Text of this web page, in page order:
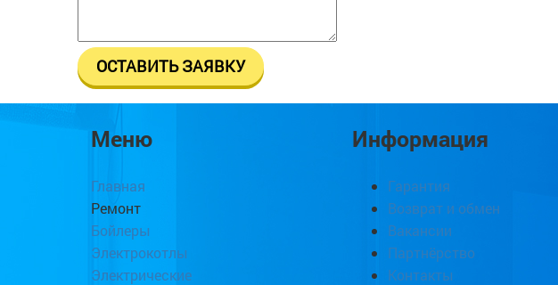
Меню
Главная
Ремонт
Бойлеры
Электрокотлы
Электрические
Информация
Гарантия
Возврат и обмен
Вакансии
Партнёрство
Контакты